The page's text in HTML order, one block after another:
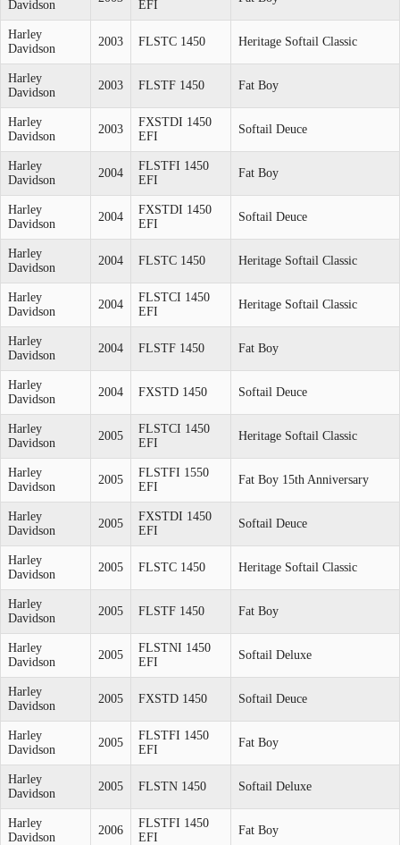
Davidson EFI
Harley
Davidson
2003 FLSTC 1450 Heritage Softail Classic
Harley
Davidson
2003 FLSTF 1450 Fat Boy
Harley
Davidson
2003
FXSTDI 1450
EFI
Softail Deuce
Harley
Davidson
2004
FLSTFI 1450
EFI
Fat Boy
Harley
Davidson
2004
FXSTDI 1450
EFI
Softail Deuce
Harley
Davidson
2004 FLSTC 1450 Heritage Softail Classic
Harley
Davidson
2004
FLSTCI 1450
EFI
Heritage Softail Classic
Harley
Davidson
2004 FLSTF 1450 Fat Boy
Harley
Davidson
2004 FXSTD 1450 Softail Deuce
Harley
Davidson
2005
FLSTCI 1450
EFI
Heritage Softail Classic
Harley
Davidson
2005
FLSTFI 1550
EFI
Fat Boy 15th Anniversary
Harley
Davidson
2005
FXSTDI 1450
EFI
Softail Deuce
Harley
Davidson
2005 FLSTC 1450 Heritage Softail Classic
Harley
Davidson
2005 FLSTF 1450 Fat Boy
Harley
Davidson
2005
FLSTNI 1450
EFI
Softail Deluxe
Harley
Davidson
2005 FXSTD 1450 Softail Deuce
Harley
Davidson
2005
FLSTFI 1450
EFI
Fat Boy
Harley
Davidson
2005 FLSTN 1450 Softail Deluxe
Harley
Davidson
2006
FLSTFI 1450
EFI
Fat Boy